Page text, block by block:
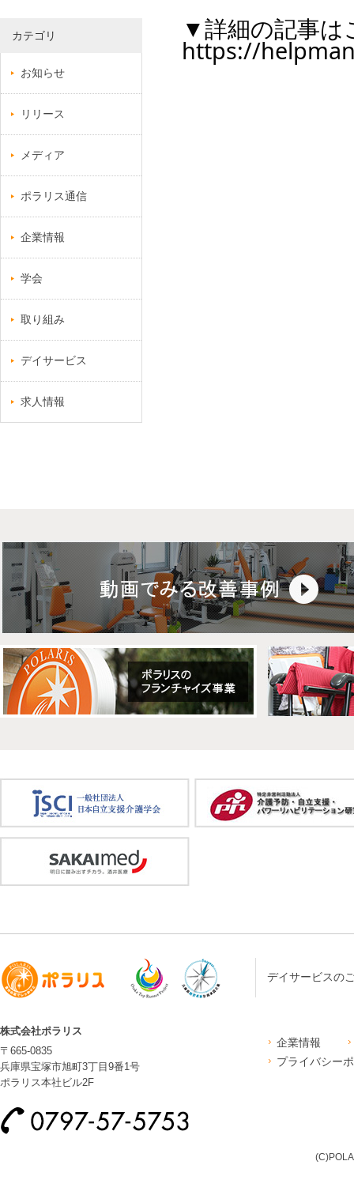
▼詳細の記事は
https://
カテゴリ
お知らせ
リリース
メディア
ポラリス通信
企業情報
学会
取り組み
デイサービス
求人情報
株式会社ポラリス
〒665-0835
兵庫県宝塚市旭町3丁目9番1号
ポラリス本社ビル2F
デイサービスの
企業情報
プライバシー